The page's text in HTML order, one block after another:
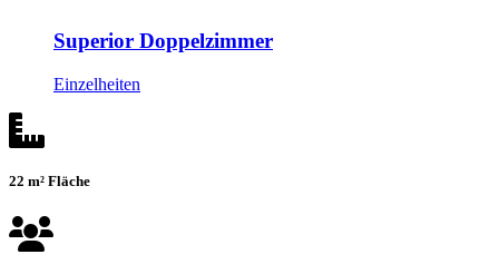
Superior Doppelzimmer
Einzelheiten
22 m² Fläche